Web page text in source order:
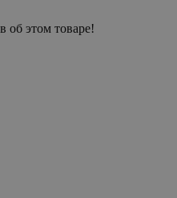
об этом товаре!